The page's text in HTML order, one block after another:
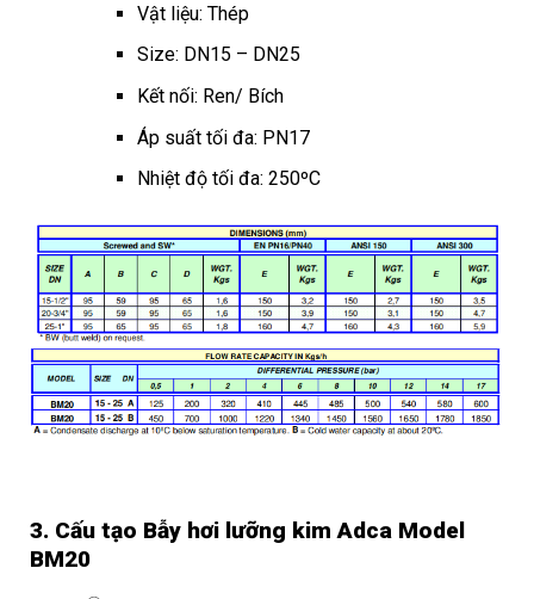
Vật liệu: Thép
Size: DN15 – DN25
Kết nối: Ren/ Bích
Áp suất tối đa: PN17
Nhiệt độ tối đa: 250ºC
3. Cấu tạo Bẫy hơi lưỡng kim Adca Model
BM20